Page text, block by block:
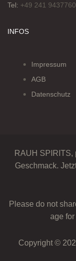
Tel: +49 241 9437760
INFOS
Impressum
AGB
Datenschutz
RAUH SPIRITS,
Geschmack.
Please do not
age
Copyright ©